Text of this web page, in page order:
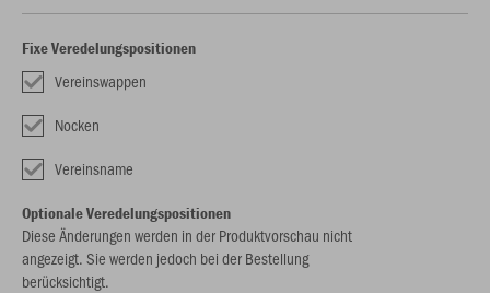
Fixe Veredelungspositionen
Vereinswappen
Nocken
Vereinsname
Optionale Veredelungspositionen
Diese Änderungen werden in der Produktvorschau nicht
angezeigt. Sie werden jedoch bei der Bestellung
berücksichtigt.